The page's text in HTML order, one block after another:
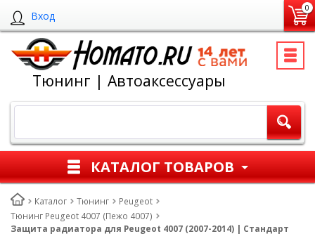
Вход
0
Тюнинг | Автоаксессуары
КАТАЛОГ ТОВАРОВ
Каталог Тюнинг
Peugeot
Тюнинг Peugeot 4007 (Пежо 4007)
Защита радиатора для Peugeot 4007 (2007-2014) | Стандарт